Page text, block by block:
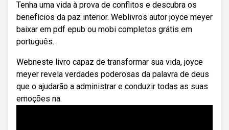
Tenha uma vida à prova de conflitos e descubra os
benefícios da paz interior. Weblivros autor joyce meyer
baixar em pdf epub ou mobi completos grátis em
português.
Webneste livro capaz de transformar sua vida, joyce
meyer revela verdades poderosas da palavra de deus
que o ajudarão a administrar e conduzir todas as suas
emoções na.